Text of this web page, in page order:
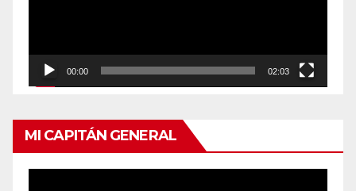
00:00 02:03
MI CAPITÁN GENERAL